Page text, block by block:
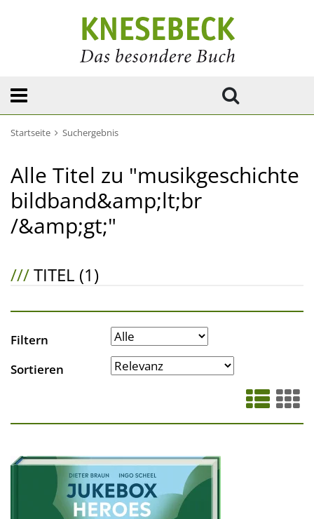
Startseite Suchergebnis
Alle Titel zu "musikgeschichte
bildband&amp;lt;br
/&amp;gt;"
///TITEL (1)
Filtern
Sortieren